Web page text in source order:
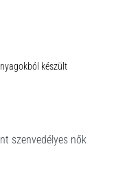
készült
szenvedélyes nők